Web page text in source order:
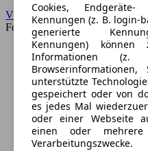
VW
Forum
Cookies,
Kennungen (z. B. login-
generierte
Kennungen) können
Informationen
Browserinformationen,
unterstützte
gespeichert oder von
es jedes Mal
oder einer Webseite
einen oder
Verarbeitungszwecke.